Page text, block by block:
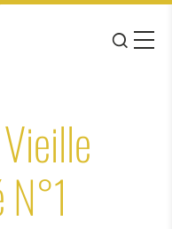
la barre de navigation
JE
MENU